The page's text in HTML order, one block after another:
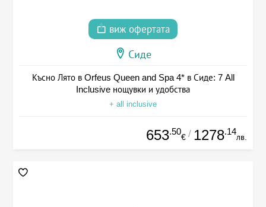
виж офертата
Сиде
Късно Лято в Orfeus Queen and Spa 4* в Сиде: 7 All
Inclusive нощувки и удобства
+ all inclusive
653.50
€ / 1278.14
лв.